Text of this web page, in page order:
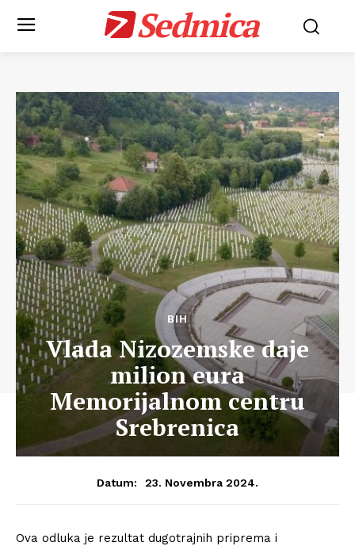
Sedmica
BIH
Vlada Nizozemske daje
milion eura
Memorijalnom centru
Srebrenica
Datum: 23. Novembra 2024.
Ova odluka je rezultat dugotrajnih priprema i